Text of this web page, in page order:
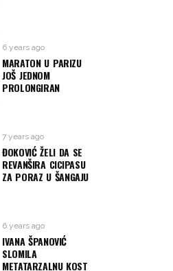
6 years ago
MARATON U PARIZU
JOŠ JEDNOM
PROLONGIRAN
7 years ago
ĐOKOVIĆ ŽELI DA SE
REVANŠIRA CICIPASU
ZA PORAZ U ŠANGAJU
6 years ago
IVANA ŠPANOVIĆ
SLOMILA
METATARZALNU KOST